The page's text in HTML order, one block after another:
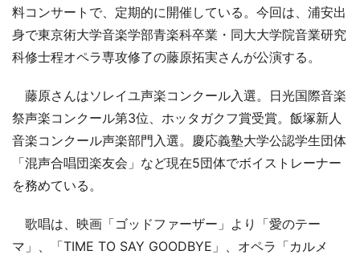
料コンサートで、定期的に開催している。今回は、浦安出
身で東京術大学音楽学部青楽科卒業・同大大学院音業研究
科修士程オペラ専攻修了の藤原拓実さんが公演する。
藤原さんはソレイユ声楽コンクール入選。日光国際音楽
祭声楽コンクール第3位、ホッタガクフ賞受賞。飯塚新人
音楽コンクール声楽部門入選。慶応義塾大学公認学生団体
「混声合唱団楽友会」など現在5団体でボイストレーナー
を務めている。
歌唱は、映画「ゴッドファーザー」より「愛のテー
マ」、「TIME TO SAY GOODBYE」、オペラ「カルメ